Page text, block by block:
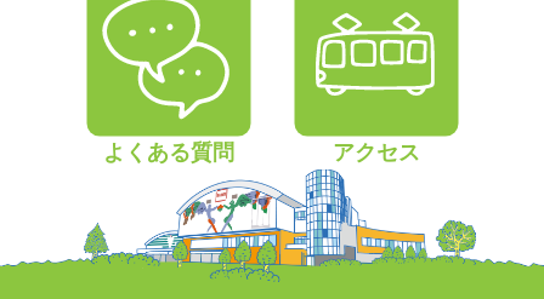
よくある質問 アクセス